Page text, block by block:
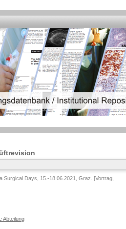
Surgical Days, 15.-18.06.2021, Graz. [Vortrag,
Abteilung